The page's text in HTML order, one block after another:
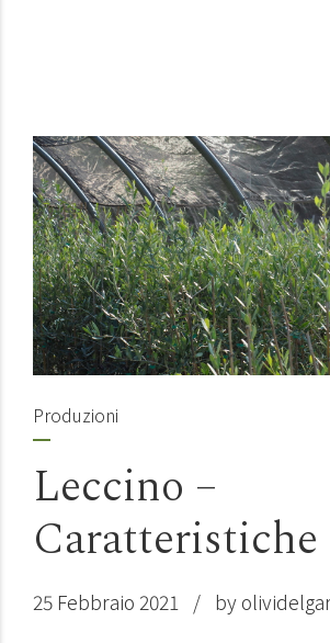
Produzioni
Leccino –
Caratteristiche
25 Febbraio 2021 by